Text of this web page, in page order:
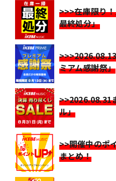
>>>在庫限り
最終処分」
ミアム感謝祭」
>>2026.08.31
ル」
>>開催中のポ
まとめ！